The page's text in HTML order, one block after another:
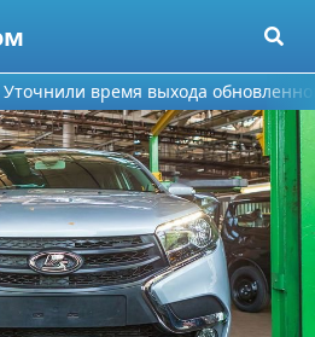
Уточнили время выхода